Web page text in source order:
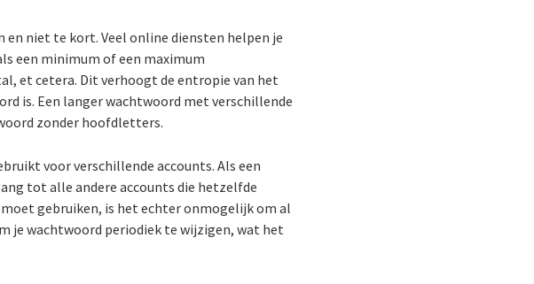
niet te kort. Veel online diensten helpen je
een minimum of een maximum
et cetera. Dit verhoogt de entropie van het
is. Een langer wachtwoord met verschillende
zonder hoofdletters.
voor verschillende accounts. Als een
tot alle andere accounts die hetzelfde
gebruiken, is het echter onmogelijk om al
je wachtwoord periodiek te wijzigen, wat het